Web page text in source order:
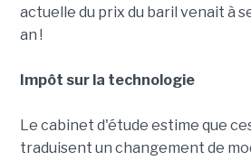
actuelle du prix du baril venait à
an !
Impôt sur la technologie
Le cabinet d'étude estime que
traduisent un changement de